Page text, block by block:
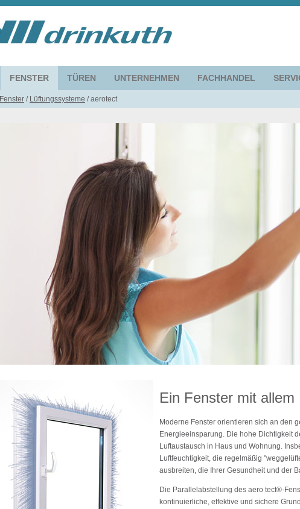
FENSTER TÜREN UNTERNEHMEN FACHHANDEL
Fenster / Lüftungssysteme /aerotect
Ein Fenster mit allem
Moderne Fenster orientieren sich an den
Energieeinsparung. Die hohe Dichtigkeit
Luftaustausch in Haus und Wohnung.
Luftfeuchtigkeit, die regelmäßig
ausbreiten, die Ihrer Gesundheit und der
Die Parallelabstellung des aero tect®-
kontinuierliche, effektive und sichere